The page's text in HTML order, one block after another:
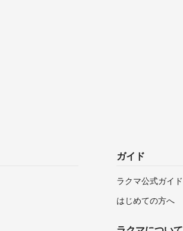
ガイド
ラクマ公式ガイド
はじめての方へ